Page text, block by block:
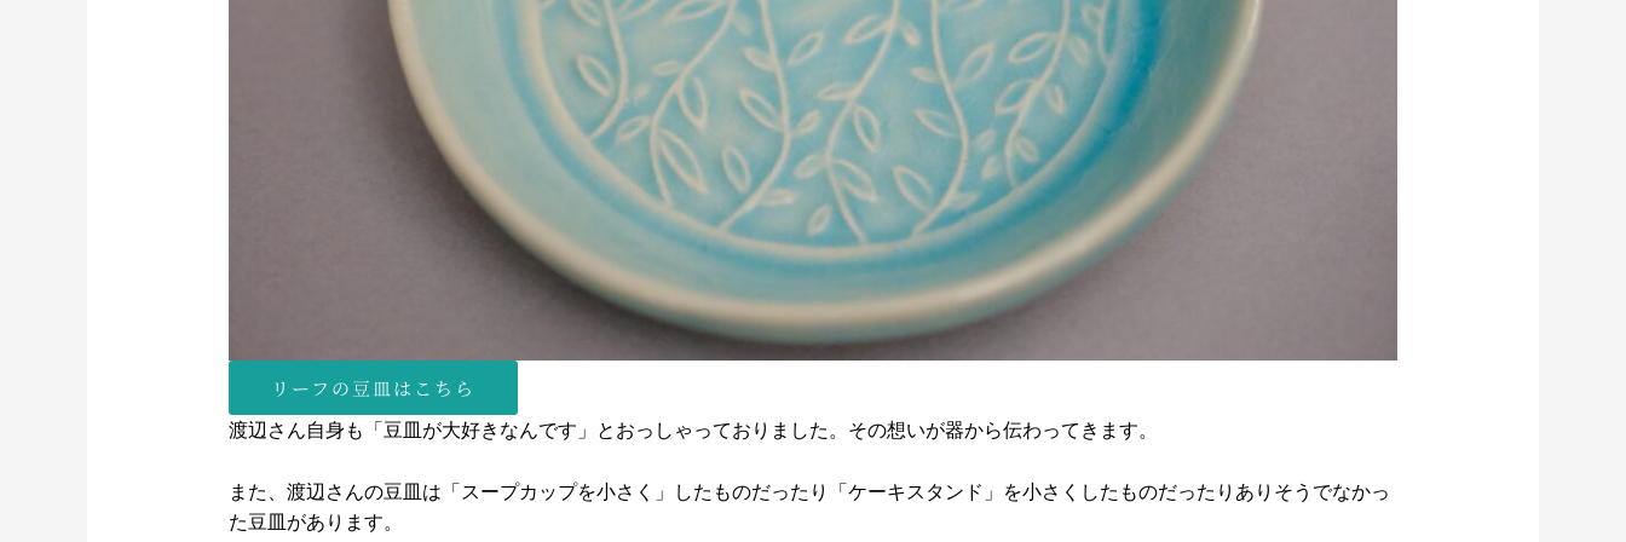
リーフの豆皿はこちら
渡辺さん自身も「豆皿が大好きなんです」とおっしゃっておりました。その想いが器から伝わってきます。
また、渡辺さんの豆皿は「スープカップを小さく」したものだったり「ケーキスタンド」を小さくしたものだったりありそうでなかっ
た豆皿があります。